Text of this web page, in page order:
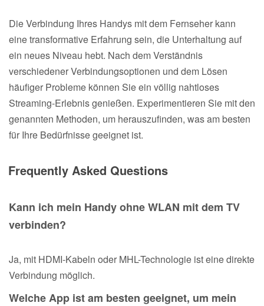
Die Verbindung Ihres Handys mit dem Fernseher kann
eine transformative Erfahrung sein, die Unterhaltung auf
ein neues Niveau hebt. Nach dem Verständnis
verschiedener Verbindungsoptionen und dem Lösen
häufiger Probleme können Sie ein völlig nahtloses
Streaming-Erlebnis genießen. Experimentieren Sie mit den
genannten Methoden, um herauszufinden, was am besten
für Ihre Bedürfnisse geeignet ist.
Frequently Asked Questions
Kann ich mein Handy ohne WLAN mit dem TV
verbinden?
Ja, mit HDMI-Kabeln oder MHL-Technologie ist eine direkte
Verbindung möglich.
Welche App ist am besten geeignet, um mein